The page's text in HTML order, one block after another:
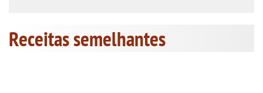
Receitas semelhantes